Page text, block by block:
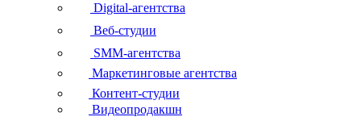
Digital-агентства
Веб-студии
SMM-агентства
Маркетинговые агентства
Контент-студии
Видеопродакшн